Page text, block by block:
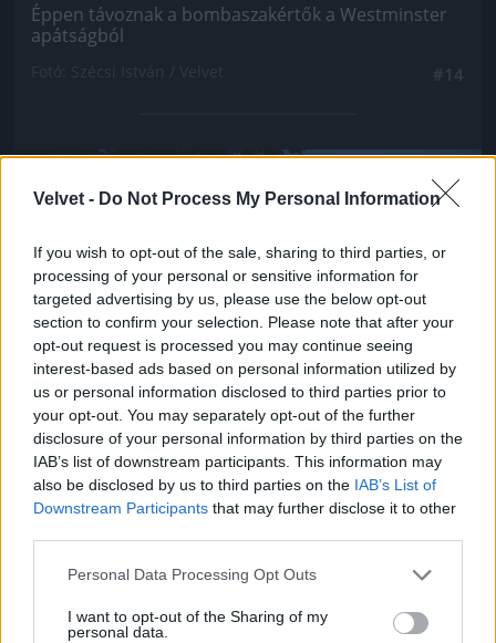
Velvet - Do Not Process My Personal Information
If you wish to opt-out of the sale, sharing to third parties, or
processing of your personal or sensitive information for
targeted advertising by us, please use the below opt-out
section to confirm your selection. Please note that after your
opt-out request is processed you may continue seeing
interest-based ads based on personal information utilized by
us or personal information disclosed to third parties prior to
your opt-out. You may separately opt-out of the further
disclosure of your personal information by third parties on the
IAB’s list of downstream participants. This information may
also be disclosed by us to third parties on the IAB’s List of
Downstream Participants that may further disclose it to other
Please note that this website/app uses one or more Google
not limited to your visit or usage behaviour. You may click to
grant or deny consent to Google and its third-party tags to
Personal Data Processing Opt Outs
I want to opt-out of the Sharing of my
personal data.
Éppen távoznak a bombaszakértők a Westminster
apátságból
Közvetítőkocsi
Fotó: Szécsi István / Velvet
Jön még kép!